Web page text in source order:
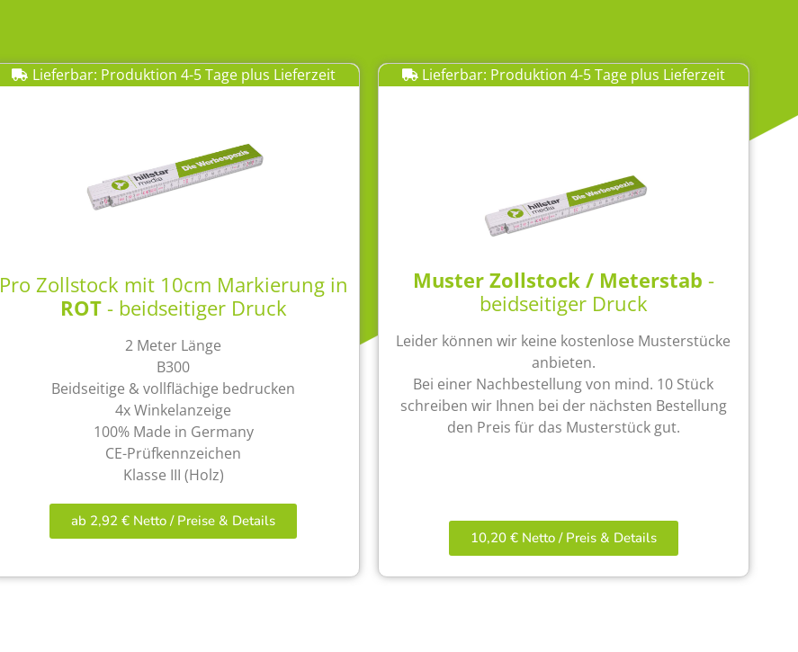
Lieferbar: Produktion 4-5 Tage plus Lieferzeit
Pro Zollstock mit 10cm Markierung in
ROT- beidseitiger Druck
2 Meter Länge
B300
Beidseitige & vollflächige bedrucken
4x Winkelanzeige
100% Made in Germany
CE-Prüfkennzeichen
Klasse III (Holz)
ab 2,92 € Netto / Preise & Details
Lieferbar: Produktion 4-5 Tage plus Lieferzeit
Muster Zollstock / Meterstab -
beidseitiger Druck
Leider können wir keine kostenlose Musterstücke
anbieten.
Bei einer Nachbestellung von mind. 10 Stück
schreiben wir Ihnen bei der nächsten Bestellung
den Preis für das Musterstück gut.
10,20 € Netto / Preis & Details